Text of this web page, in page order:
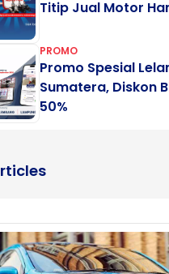
Titip Jual Motor
PROMO
Promo Spesial
Sumatera, Diskon
50%